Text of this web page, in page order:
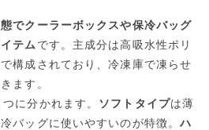
でクーラーボックスや保冷バッグ
テム です。主成分は高吸水性ポリ
構成されており、冷凍庫で凍らせ
ます。
に分かれます。
ソフトタイプは薄
バッグに使いやすいのが特徴。ハ